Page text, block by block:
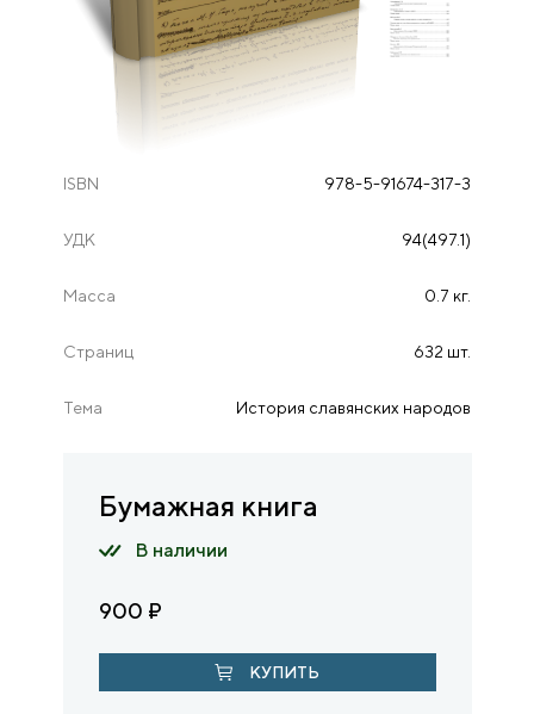
ISBN 978-5-91674-317-3
УДК 94(497.1)
Масса 0.7 кг.
Страниц 632 шт.
Тема История славянских народов
Бумажная книга
В наличии
900 ₽
КУПИТЬ